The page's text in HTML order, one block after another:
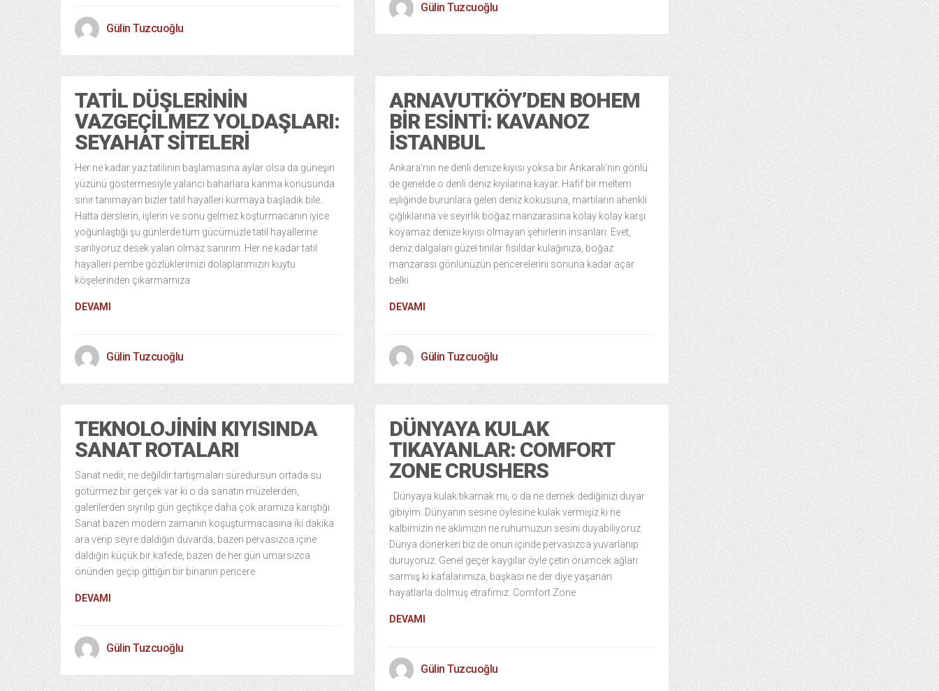
Gülin Tuzcuoğlu
Gülin Tuzcuoğlu
TATIL DÜŞLERININ
VAZGEÇILMEZ YOLDAŞLARI:
SEYAHAT SITELERI
Her ne kadar yaz tatilinin başlamasına aylar olsa da güneşin
yüzünü göstermesiyle yalancı baharlara kanma konusunda
sınır tanımayan bizler tatil hayalleri kurmaya başladık bile.
Hatta derslerin, işlerin ve sonu gelmez koşturmacanın iyice
yoğunlaştığı şu günlerde tüm gücümüzle tatil hayallerine
sarılıyoruz desek yalan olmaz sanırım. Her ne kadar tatil
hayalleri pembe gözlüklerimizi dolaplarımızın kuytu
köşelerinden çıkarmamıza
DEVAMI
Gülin Tuzcuoğlu
ARNAVUTKÖY’DEN BOHEM
BIR ESINTI: KAVANOZ
İSTANBUL
Ankara’nın ne denli denize kıyısı yoksa bir Ankaralı’nın gönlü
de genelde o denli deniz kıyılarına kayar. Hafif bir meltem
eşliğinde burunlara gelen deniz kokusuna, martıların ahenkli
çığlıklarına ve seyirlik boğaz manzarasına kolay kolay karşı
koyamaz denize kıyısı olmayan şehirlerin insanları. Evet,
deniz dalgaları güzel tınılar fısıldar kulağınıza, boğaz
manzarası gönlünüzün pencerelerini sonuna kadar açar
belki
DEVAMI
Gülin Tuzcuoğlu
TEKNOLOJININ KIYISINDA
SANAT ROTALARI
Sanat nedir, ne değildir tartışmaları süredursun ortada su
götürmez bir gerçek var ki o da sanatın müzelerden,
galerilerden sıyrılıp gün geçtikçe daha çok aramıza karıştığı.
Sanat bazen modern zamanın koşuşturmacasına iki dakika
ara verip seyre daldığın duvarda, bazen pervasızca içine
daldığın küçük bir kafede, bazen de her gün umarsızca
önünden geçip gittiğin bir binanın pencere
DEVAMI
Gülin Tuzcuoğlu
DÜNYAYA KULAK
TIKAYANLAR: COMFORT
ZONE CRUSHERS
Dünyaya kulak tıkamak mı, o da ne demek dediğinizi duyar
gibiyim. Dünyanın sesine öylesine kulak vermişiz ki ne
kalbimizin ne aklımızın ne ruhumuzun sesini duyabiliyoruz.
Dünya dönerken biz de onun içinde pervasızca yuvarlanıp
duruyoruz. Genel geçer kaygılar öyle çetin örümcek ağları
sarmış ki kafalarımıza, başkası ne der diye yaşanan
hayatlarla dolmuş etrafımız. Comfort Zone
DEVAMI
Gülin Tuzcuoğlu